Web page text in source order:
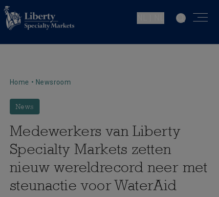
Home • Newsroom
News
Medewerkers van Liberty
Specialty Markets zetten
nieuw wereldrecord neer met
steunactie voor WaterAid